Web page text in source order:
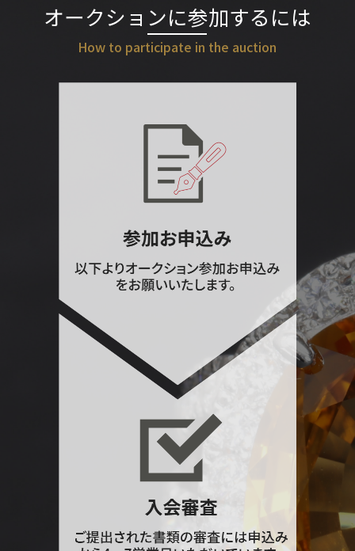
オークションに参加するには
How to participate in the auction